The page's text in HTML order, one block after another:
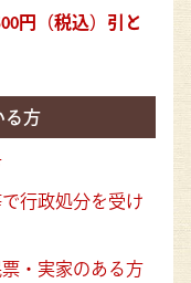
円（税込）引と
る方
行政処分を受け
・実家のある方